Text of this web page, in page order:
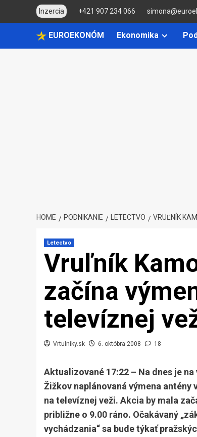
Inzercia +421 907 234 066
EUROEKONÓM Ekonomika
HOME PODNIKANIE LETECTVO VRUĽNÍK
Letectvo
Vruľník
začína
televíznej
Vrtulniky.sk 6. októbra 2008 18
Aktualizované 17:22 – Na dnes je na
Žižkov naplánovaná výmena antény
na televíznej veži. Akcia by mala
približne o 9.00 ráno. Očakávaný
vychádzania“ sa bude týkať